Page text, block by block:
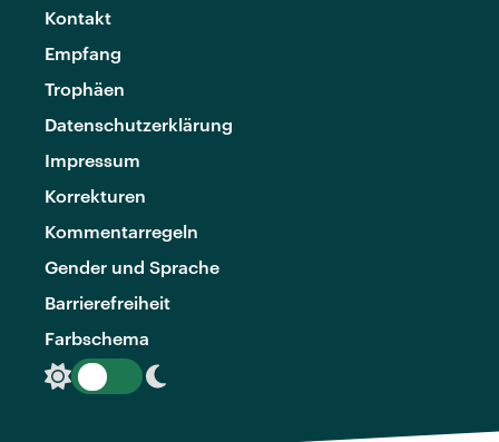
Kontakt
Empfang
Trophäen
Datenschutzerklärung
Impressum
Korrekturen
Kommentarregeln
Gender und Sprache
Barrierefreiheit
Farbschema